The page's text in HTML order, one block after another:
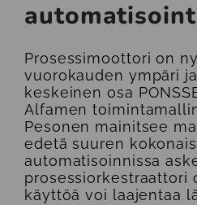
Prosessimoottori on
vuorokauden ympäri
keskeinen osa
Alfamen
Pesonen mainitsee
edetä suuren
automatisoinnissa
prosessiorkestraattori
käyttöä voi laajentaa